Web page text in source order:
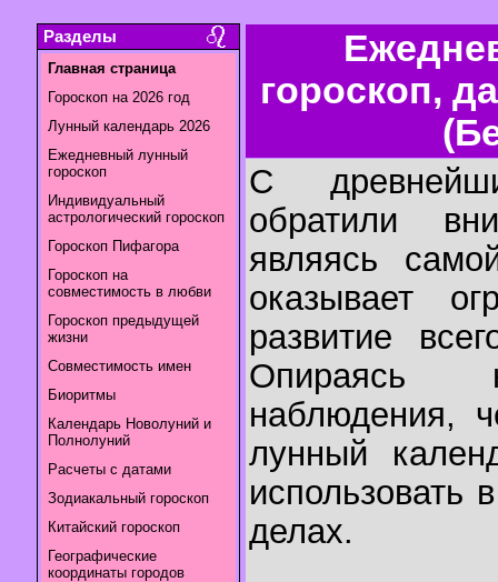
Разделы
Главная страница
Гороскоп на 2026 год
Лунный календарь 2026
Ежедневный лунный
гороскоп
Индивидуальный
астрологический гороскоп
Гороскоп Пифагора
Гороскоп на
совместимость в любви
Гороскоп предыдущей
жизни
Совместимость имен
Биоритмы
Календарь Новолуний и
Полнолуний
Расчеты с датами
Зодиакальный гороскоп
Китайский гороскоп
Географические
координаты городов
гороскоп,
С
обратили
являясь
оказывает
развитие
Опираясь
наблюдения,
лунный
использовать
делах.